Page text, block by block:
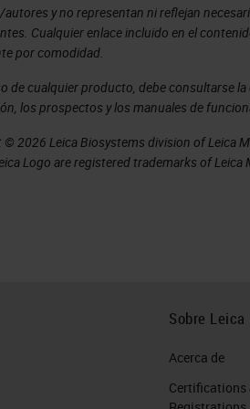
assay onto, and if you
You see in many
we're going to talk
All of those different
and try to get their
“your test here.” In this
And that's what we've
that we've done that
y no representan ni reflejan
Cualquier enlace incluido en el
por comodidad.
de cualquier producto, debe consultarse
los prospectos y los manuales de
© 2026 Leica Biosystems division of Leica
Logo are registered trademarks of Leica
Sobre
Acerca de
Certifications